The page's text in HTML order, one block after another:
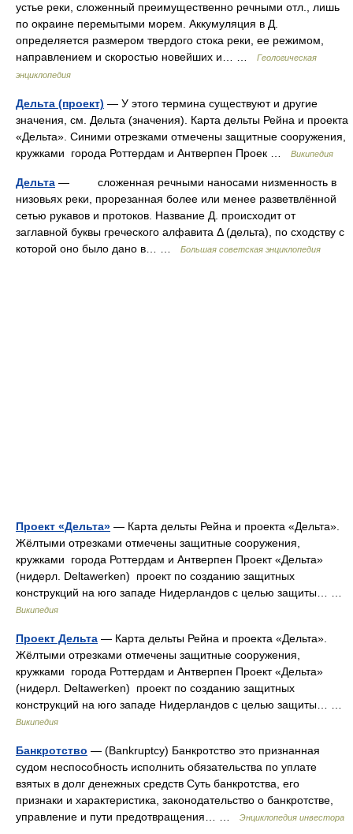
устье реки, сложенный преимущественно речными отл., лишь
по окраине перемытыми морем. Аккумуляция в Д.
определяется размером твердого стока реки, ее режимом,
направлением и скоростью новейших и… …
Геологическая
энциклопедия
Дельта (проект) — У этого термина существуют и другие
значения, см. Дельта (значения). Карта дельты Рейна и проекта
«Дельта». Синими отрезками отмечены защитные сооружения,
кружками города Роттердам и Антверпен Проек …
Википедия
Дельта — сложенная речными наносами низменность в
низовьях реки, прорезанная более или менее разветвлённой
сетью рукавов и протоков. Название Д. происходит от
заглавной буквы греческого алфавита Δ (дельта), по сходству с
которой оно было дано в… …
Большая советская энциклопедия
Проект «Дельта» — Карта дельты Рейна и проекта «Дельта».
Жёлтыми отрезками отмечены защитные сооружения,
кружками города Роттердам и Антверпен Проект «Дельта»
(нидерл. Deltawerken) проект по созданию защитных
конструкций на юго западе Нидерландов с целью защиты… …
Википедия
Проект Дельта — Карта дельты Рейна и проекта «Дельта».
Жёлтыми отрезками отмечены защитные сооружения,
кружками города Роттердам и Антверпен Проект «Дельта»
(нидерл. Deltawerken) проект по созданию защитных
конструкций на юго западе Нидерландов с целью защиты… …
Википедия
Банкротство — (Bankruptcy) Банкротство это признанная
судом неспособность исполнить обязательства по уплате
взятых в долг денежных средств Суть банкротства, его
признаки и характеристика, законодательство о банкротстве,
управление и пути предотвращения… …
Энциклопедия инвестора